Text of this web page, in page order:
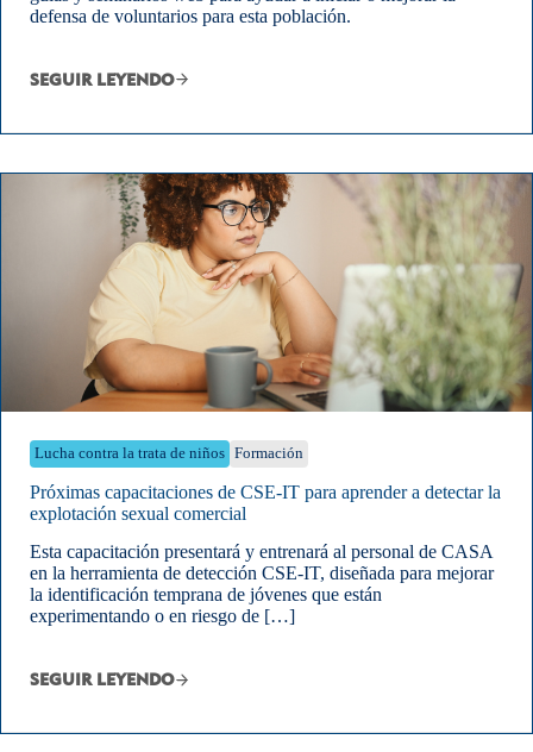
defensa de voluntarios para esta población.
SEGUIR LEYENDO
Lucha contra la trata de niños Formación
Próximas capacitaciones de CSE-IT para aprender a detectar la
explotación sexual comercial
Esta capacitación presentará y entrenará al personal de CASA
en la herramienta de detección CSE-IT, diseñada para mejorar
la identificación temprana de jóvenes que están
experimentando o en riesgo de […]
SEGUIR LEYENDO